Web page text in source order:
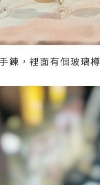
鍊，裡面有個玻璃